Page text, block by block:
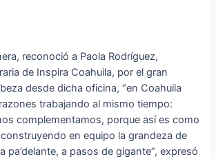
reconoció a Paola Rodríguez,
de Inspira Coahuila, por el gran
desde dicha oficina, “en Coahuila
trabajando al mismo tiempo:
complementamos, porque así es como
en equipo la grandeza de
pa’delante, a pasos de gigante”, expresó